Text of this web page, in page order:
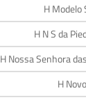
H Modelo
H N S da
H Nossa Senhora
H